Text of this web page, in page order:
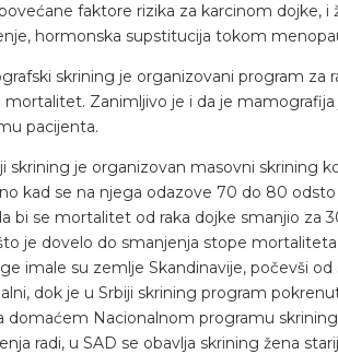
faktore rizika za karcinom dojke,
hormonska supstitucija tokom
skrining je organizovani program za
mortalitet. Zanimljivo je i da je
pacijenta.
skrining je organizovan masovni skrining
kad se na njega odazove 70 do 80
bi se mortalitet od raka dojke smanjio za
je dovelo do smanjenja stope
imale su zemlje Skandinavije, počevši
dok je u Srbiji skrining program
domaćem Nacionalnom programu
radi, u SAD se obavlja skrining žena